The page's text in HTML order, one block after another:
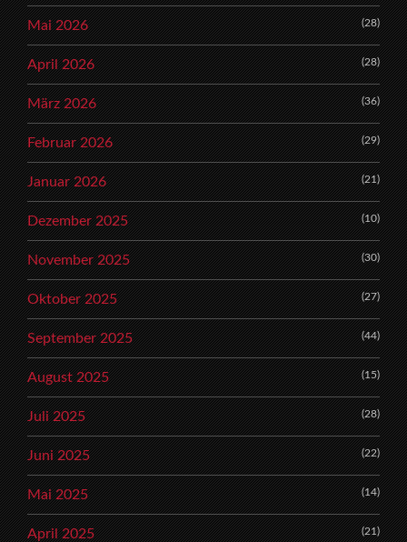
Mai 2026 (28)
April 2026 (28)
März 2026 (36)
Februar 2026 (29)
Januar 2026 (21)
Dezember 2025 (10)
November 2025 (30)
Oktober 2025 (27)
September 2025 (44)
August 2025 (15)
Juli 2025 (28)
Juni 2025 (22)
Mai 2025 (14)
April 2025 (21)